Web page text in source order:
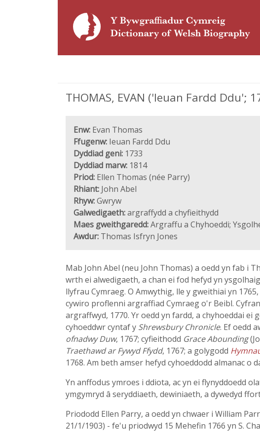
THOMAS, EVAN ('Ieuan Fardd Ddu';
Enw: Evan Thomas
Ffugenw: Ieuan Fardd Ddu
Dyddiad geni: 1733
Dyddiad marw: 1814
Priod: Ellen Thomas (née Parry)
Rhiant: John Abel
Rhyw:Gwryw
Galwedigaeth:argraffydd a chyfieithydd
Maes gweithgaredd:Argraffu a Chyhoeddi;
Awdur: Thomas Isfryn Jones
Mab John Abel (neu John Thomas) a oedd yn fab i
wrth ei alwedigaeth, a chan ei fod hefyd yn
llyfrau Cymraeg. O Amwythig, lle y gweithiai yn
cywiro proflenni argraffiad Cymraeg o'r Beibl.
argraffwyd, 1770. Yr oedd yn fardd, a chyhoeddai ei
cyhoeddwr cyntaf y Shrewsbury Chronicle. Ef oedd
ofnadwy Duw, 1767; cyfieithodd Grace Abounding
Traethawd ar Fywyd Ffydd, 1767; a golygodd
1768. Am beth amser hefyd cyhoeddodd almanac o
Yn anffodus ymroes i ddiota, ac yn ei flynyddoedd
ymgymryd â seryddiaeth, dewiniaeth, a dywedyd
Priododd Ellen Parry, a oedd yn chwaer i William
21/1/1903) - fe'u priodwyd 15 Mehefin 1766 yn S.